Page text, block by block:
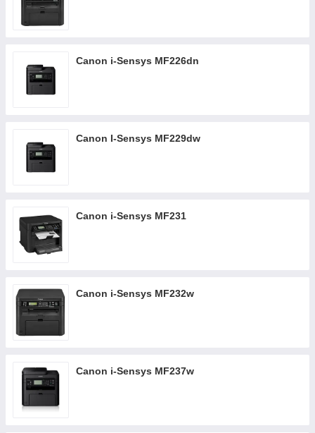
Canon i-Sensys MF226dn
Canon I-Sensys MF229dw
Canon i-Sensys MF231
Canon i-Sensys MF232w
Canon i-Sensys MF237w